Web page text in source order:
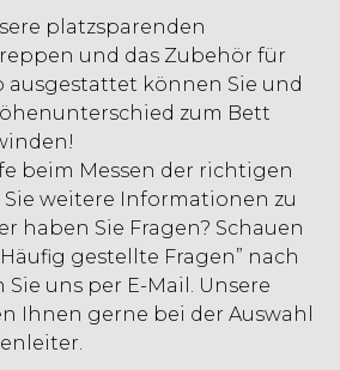
platzsparenden
und das Zubehör für
ausgestattet können Sie und
zum Bett
beim Messen der richtigen
Sie weitere Informationen zu
haben Sie Fragen? Schauen
Häufig gestellte Fragen” nach
uns per E-Mail. Unsere
Ihnen gerne bei der Auswahl